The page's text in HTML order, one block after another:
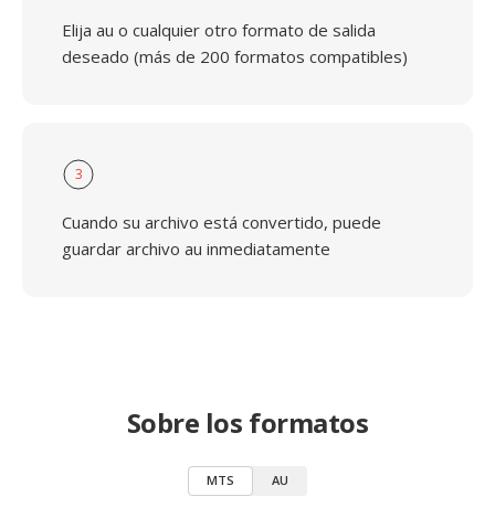
Elija au o cualquier otro formato de salida
deseado (más de 200 formatos compatibles)
3
Cuando su archivo está convertido, puede
guardar archivo au inmediatamente
Sobre los formatos
MTS AU